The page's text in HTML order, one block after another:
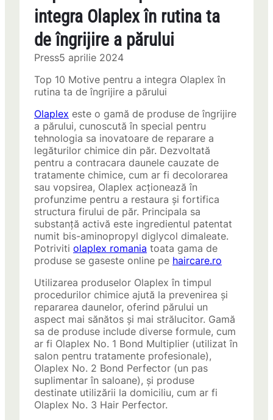
integra Olaplex în rutina ta
de îngrijire a părului
Press5 aprilie 2024
Top 10 Motive pentru a integra Olaplex în
rutina ta de îngrijire a părului
Olaplex este o gamă de produse de îngrijire
a părului, cunoscută în special pentru
tehnologia sa inovatoare de reparare a
legăturilor chimice din păr. Dezvoltată
pentru a contracara daunele cauzate de
tratamente chimice, cum ar fi decolorarea
sau vopsirea, Olaplex acționează în
profunzime pentru a restaura și fortifica
structura firului de păr. Principala sa
substanță activă este ingredientul patentat
numit bis-aminopropyl diglycol dimaleate.
Potriviti olaplex romania toata gama de
produse se gaseste online pe haircare.ro
Utilizarea produselor Olaplex în timpul
procedurilor chimice ajută la prevenirea și
repararea daunelor, oferind părului un
aspect mai sănătos și mai strălucitor. Gamă
sa de produse include diverse formule, cum
ar fi Olaplex No. 1 Bond Multiplier (utilizat în
salon pentru tratamente profesionale),
Olaplex No. 2 Bond Perfector (un pas
suplimentar în saloane), și produse
destinate utilizării la domiciliu, cum ar fi
Olaplex No. 3 Hair Perfector.